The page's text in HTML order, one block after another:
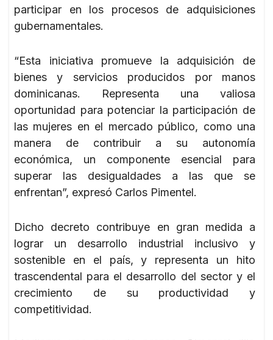
participar en los procesos de adquisiciones
gubernamentales.
“Esta iniciativa promueve la adquisición de
bienes y servicios producidos por manos
dominicanas. Representa una valiosa
oportunidad para potenciar la participación de
las mujeres en el mercado público, como una
manera de contribuir a su autonomía
económica, un componente esencial para
superar las desigualdades a las que se
enfrentan”, expresó Carlos Pimentel.
Dicho decreto contribuye en gran medida a
lograr un desarrollo industrial inclusivo y
sostenible en el país, y representa un hito
trascendental para el desarrollo del sector y el
crecimiento de su productividad y
competitividad.